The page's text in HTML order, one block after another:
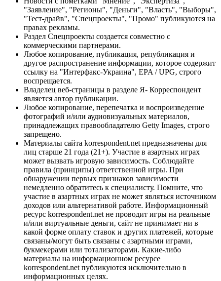
"Заявление", "Регионы", "Деньги", "Власть", "Выборы",
"Тест-драйв", "Спецпроекты", "Промо" публикуются на
правах рекламы.
Раздел Спецпроекты создается совместно с
коммерческими партнерами.
Любое копирование, публикация, републикация и
другое распространение информации, которое содержит
ссылку на "Интерфакс-Украина", EPA / UPG, строго
воспрещается.
Владелец веб-страницы в разделе Я- Корреспондент
является автор публикации.
Любое копирование, перепечатка и воспроизведение
фотографий и/или аудиовизуальных материалов,
принадлежащих правообладателю Getty Images, строго
запрещено.
Материалы сайта korrespondent.net предназначены для
лиц старше 21 года (21+). Участие в азартных играх
может вызвать игровую зависимость. Соблюдайте
правила (принципы) ответственной игры. При
обнаружении первых признаков зависимости
немедленно обратитесь к специалисту. Помните, что
участие в азартных играх не может являться источником
доходов или альтернативой работе. Информационный
ресурс korrespondent.net не проводит игры на реальные
и/или виртуальные деньги, сайт не принимает ни в
какой форме оплату ставок и других платежей, которые
связаны/могут быть связаны с азартными играми,
букмекерами или тотализаторами. Какие-либо
материалы на информационном ресурсе
korrespondent.net публикуются исключительно в
информационных целях.